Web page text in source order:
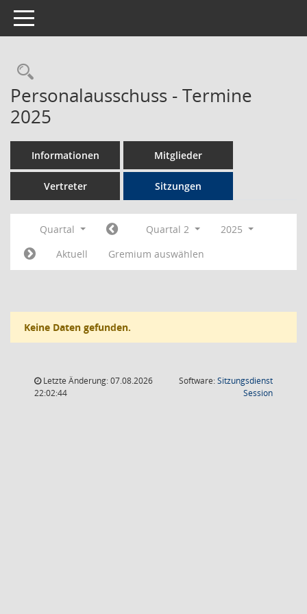
Toggle navigation
Rechercheauswahl
Personalausschuss - Termine
2025
Informationen Mitglieder
Vertreter Sitzungen
Quartal Quartal 2
2025
Aktuell
Gremium auswählen
Keine Daten gefunden.
Letzte Änderung: 07.08.2026
22:02:44
Software:Sitzungsdienst
Session(Wird in